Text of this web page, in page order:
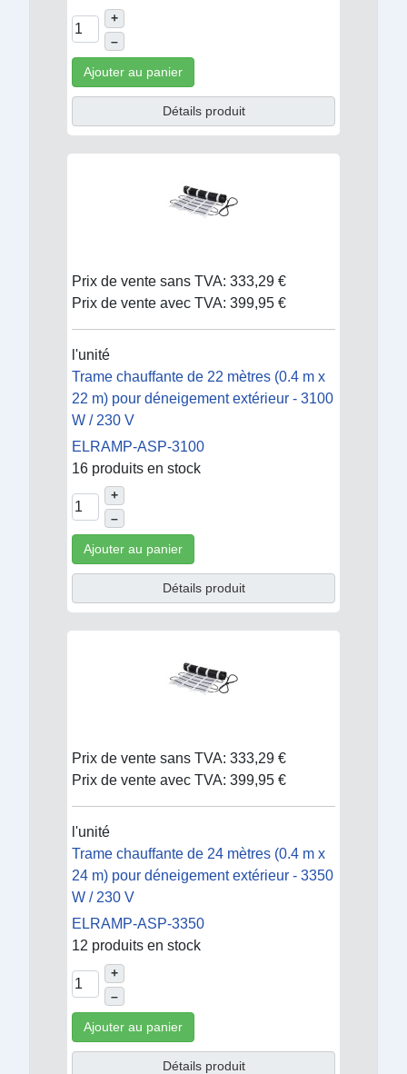
+
–
Ajouter au panier
Détails produit
Prix de vente sans TVA: 333,29 €
Prix de vente avec TVA: 399,95 €
l'unité
Trame chauffante de 22 mètres (0.4 m x
22 m) pour déneigement extérieur - 3100
W / 230 V
ELRAMP-ASP-3100
16 produits en stock
+
–
Ajouter au panier
Détails produit
Prix de vente sans TVA: 333,29 €
Prix de vente avec TVA: 399,95 €
l'unité
Trame chauffante de 24 mètres (0.4 m x
24 m) pour déneigement extérieur - 3350
W / 230 V
ELRAMP-ASP-3350
12 produits en stock
+
–
Ajouter au panier
Détails produit